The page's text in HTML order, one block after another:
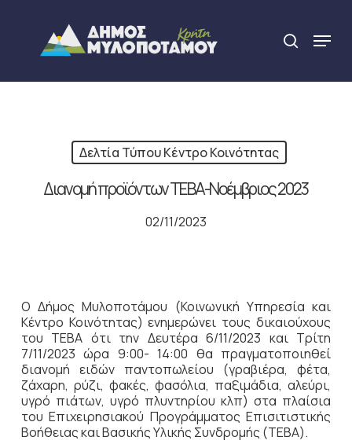
content
search
Menu
Δελτία Τύπου Κέντρο Κοινότητας
Διανομή προϊόντων ΤΕΒΑ-Νοέμβριος 2023
02/11/2023
O Δήμος Μυλοποτάμου (Κοινωνική Υπηρεσία και
Κέντρο Κοινότητας) ενημερώνει τους δικαιούχους
του ΤΕΒΑ ότι την Δευτέρα 6/11/2023 και Τρίτη
7/11/2023 ώρα 9:00- 14:00 θα πραγματοποιηθεί
διανομή ειδών παντοπωλείου (γραβιέρα, φέτα,
ζάχαρη, ρύζι, φακές, φασόλια, παξιμάδια, αλεύρι,
υγρό πιάτων, υγρό πλυντηρίου κλπ) στα πλαίσια
του Επιχειρησιακού Προγράμματος Επισιτιστικής
Βοήθειας και Βασικής Υλικής Συνδρομής (ΤΕΒΑ).
Close